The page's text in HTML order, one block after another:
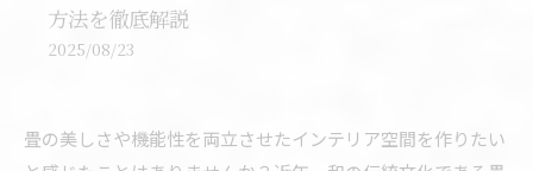
方法を徹底解説
2025/08/23
畳の美しさや機能性を両立させたインテリア空間を作りたい